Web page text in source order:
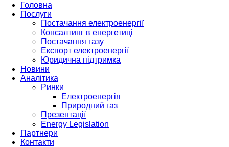
Головна
Послуги
Постачання електроенергії
Консалтинг в енергетиці
Постачання газу
Експорт електроенергії
Юридична підтримка
Новини
Аналітика
Ринки
Електроенергія
Природний газ
Презентації
Energy Legislation
Партнери
Контакти